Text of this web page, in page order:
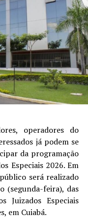
operadores do
já podem se
da programação
Especiais 2026. Em
será realizado
(segunda-feira), das
Juizados Especiais
em Cuiabá.